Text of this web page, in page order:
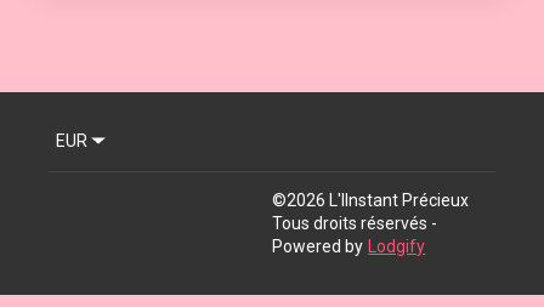
EUR
©2026 L'IInstant Précieux
Tous droits réservés -
Powered by Lodgify